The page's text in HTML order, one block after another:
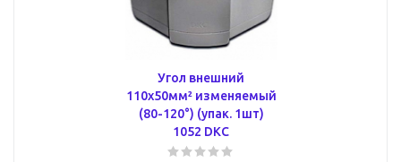
Угол внешний
110х50мм² изменяемый
(80-120°) (упак. 1шт)
1052 DKC